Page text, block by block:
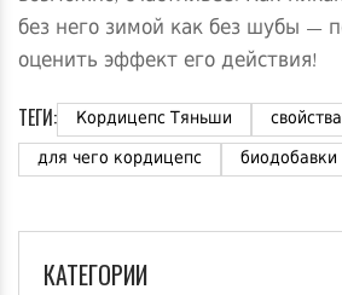
без него зимой как без шубы —
оценить эффект его действия!
ТЕГИ: Кордицепс Тяньши
для чего кордицепс
биодобавки
КАТЕГОРИИ